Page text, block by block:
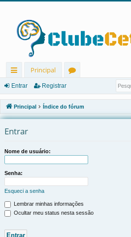
in
ks
rá
pi
os
Principal
u
ns
Entrar Registrar
Principal Índice do fórum
Entrar
Nome de usuário:
Senha:
Esqueci a senha
Lembrar minhas informações
Ocultar meu status nesta sessão